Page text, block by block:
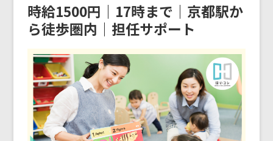
時給1500円｜17時まで｜京都駅か
ら徒歩圏内｜担任サポート